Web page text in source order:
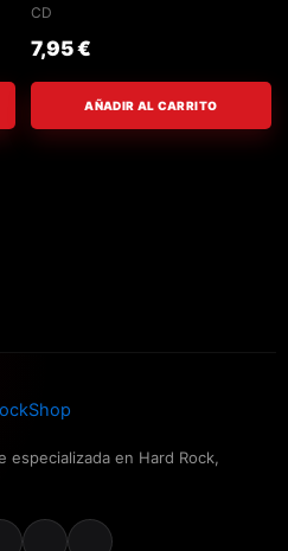
CD
7,95€
AÑADIR AL CARRITO
especializada en Hard Rock,